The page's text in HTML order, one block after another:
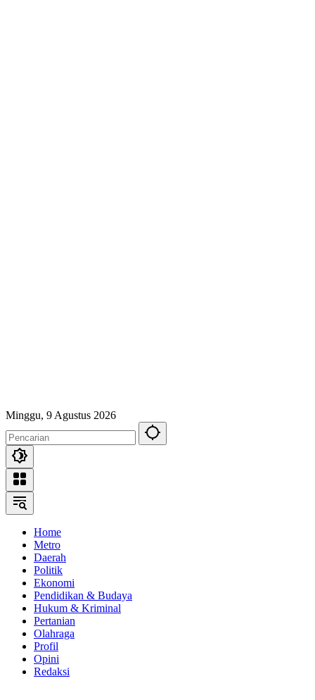
Minggu, 9 Agustus 2026
Home
Metro
Daerah
Politik
Ekonomi
Pendidikan & Budaya
Hukum & Kriminal
Pertanian
Olahraga
Profil
Opini
Redaksi